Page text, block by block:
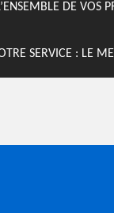
DE VOS
SERVICE : LE